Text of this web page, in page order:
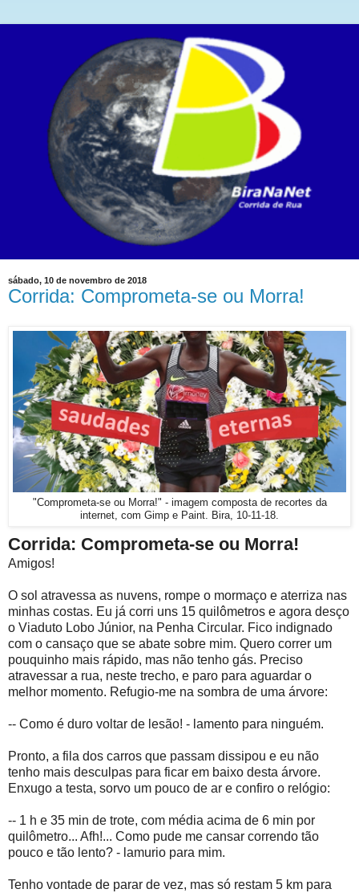
sábado, 10 de novembro de 2018
Corrida: Comprometa-se ou Morra!
"Comprometa-se ou Morra!" - imagem composta de recortes da
internet, com Gimp e Paint. Bira, 10-11-18.
Corrida: Comprometa-se ou Morra!
Amigos!
O sol atravessa as nuvens, rompe o mormaço e aterriza nas
minhas costas. Eu já corri uns 15 quilômetros e agora desço
o Viaduto Lobo Júnior, na Penha Circular. Fico indignado
com o cansaço que se abate sobre mim. Quero correr um
pouquinho mais rápido, mas não tenho gás. Preciso
atravessar a rua, neste trecho, e paro para aguardar o
melhor momento. Refugio-me na sombra de uma árvore:
-- Como é duro voltar de lesão! - lamento para ninguém.
Pronto, a fila dos carros que passam dissipou e eu não
tenho mais desculpas para ficar em baixo desta árvore.
Enxugo a testa, sorvo um pouco de ar e confiro o relógio:
-- 1 h e 35 min de trote, com média acima de 6 min por
quilômetro... Afh!... Como pude me cansar correndo tão
pouco e tão lento? - lamurio para mim.
Tenho vontade de parar de vez, mas só restam 5 km para